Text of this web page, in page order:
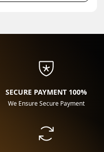
100% SECURE PAYMENT
We Ensure Secure Payment